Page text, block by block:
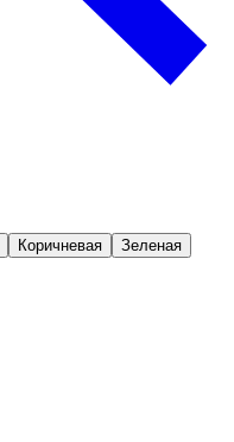
Коричневая Зеленая